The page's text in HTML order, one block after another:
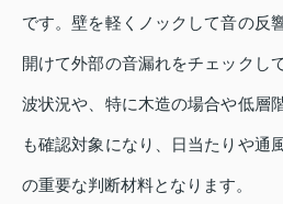
です。壁を軽くノックして音の反
開けて外部の音漏れをチェックし
波状況や、特に木造の場合や低層
も確認対象になり、日当たりや通
の重要な判断材料となります。